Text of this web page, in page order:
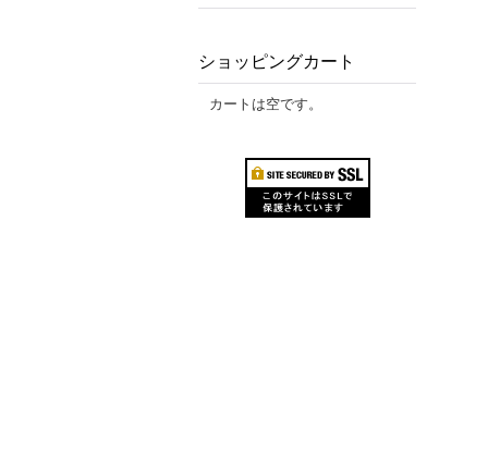
ショッピングカート
カートは空です。